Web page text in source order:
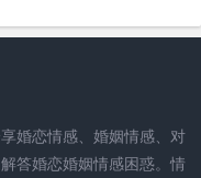
婚恋情感、婚姻情感、对
答婚恋婚姻情感困惑。情